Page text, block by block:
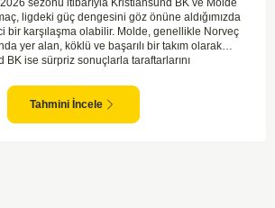
sezonu itibarıyla Kristiansund BK ve Molde
ligdeki güç dengesini göz önüne aldığımızda
bir karşılaşma olabilir. Molde, genellikle Norveç
yer alan, köklü ve başarılı bir takım olarak
ise sürpriz sonuçlarla taraftarlarını
olasılıklarını artırıyor. Ancak Molde'nin tecrübe
dikkate alındığında, deplasmanda da etkili bir
beklenebilir. İki takımın son dönem form durumları
Tahmini İncele